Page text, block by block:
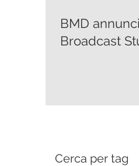
BMD
Broadcast
Cerca per tag